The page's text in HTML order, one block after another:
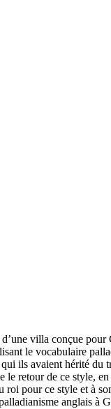
villa conçue
le vocabulaire
ils avaient hérité
le retour de ce style,
roi pour ce style et à
anglais à